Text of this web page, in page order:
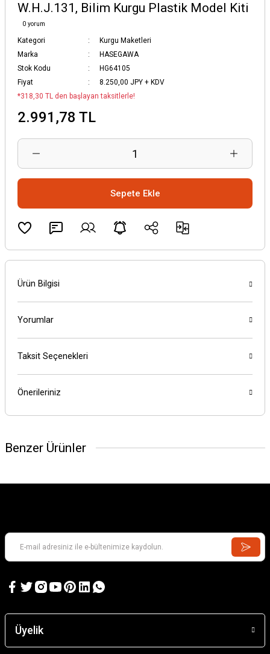
W.H.J.131, Bilim Kurgu Plastik Model Kiti
0 yorum
Kategori
Kurgu Maketleri
Marka
HASEGAWA
Stok Kodu
HG64105
Fiyat
8.250,00 JPY + KDV
*318,30 TL den başlayan taksitlerle!
2.991,78 TL
Sepete Ekle
Ürün Bilgisi
Yorumlar
Taksit Seçenekleri
Önerileriniz
Benzer Ürünler
Üyelik